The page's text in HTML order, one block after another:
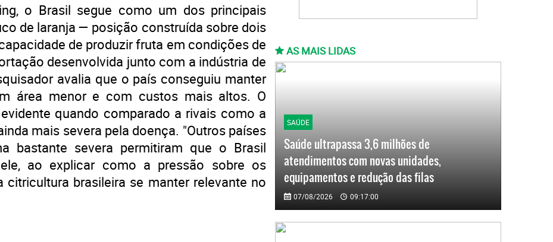
o Brasil segue como um dos principais
de laranja — posição construída sobre dois
de produzir fruta em condições de
desenvolvida junto com a indústria de
avalia que o país conseguiu manter
área menor e com custos mais altos. O
quando comparado a rivais como a
mais severa pela doença. "Outros países
bastante severa permitiram que o Brasil
ao explicar como a pressão sobre os
brasileira se manter relevante no
AS MAIS LIDAS
SAÚDE
Saúde ultrapassa 3,6 milhões de
atendimentos com novas unidades,
equipamentos e redução das filas
07/08/2026 09:17:00